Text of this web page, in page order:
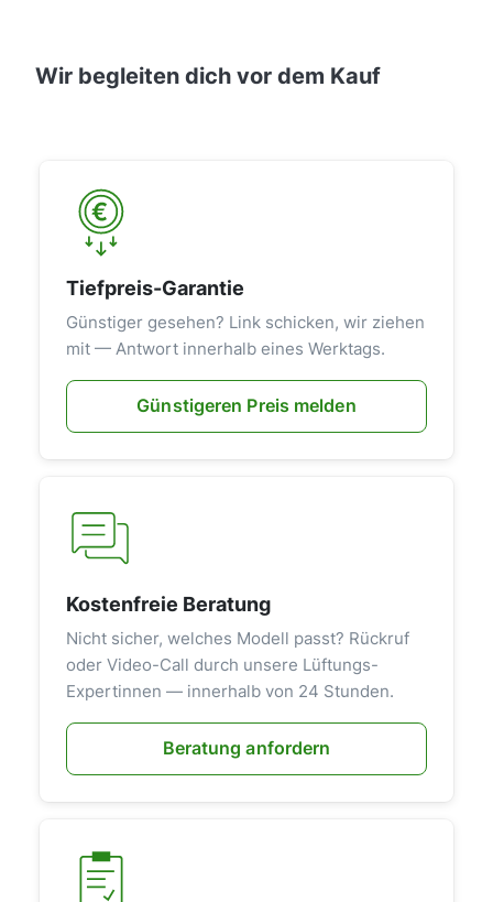
Wir begleiten dich vor dem Kauf
Tiefpreis-Garantie
Günstiger gesehen? Link schicken, wir ziehen
mit — Antwort innerhalb eines Werktags.
Günstigeren Preis melden
Kostenfreie Beratung
Nicht sicher, welches Modell passt? Rückruf
oder Video-Call durch unsere Lüftungs-
Expertinnen — innerhalb von 24 Stunden.
Beratung anfordern